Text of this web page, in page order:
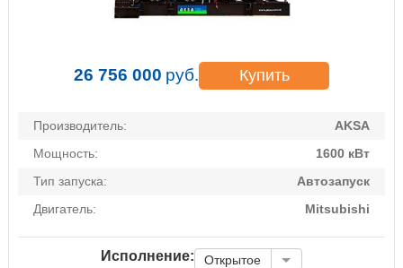
26 756 000 руб. Купить
Производитель:
AKSA
Мощность:
1600 кВт
Тип запуска:
Автозапуск
Двигатель:
Mitsubishi
Исполнение: Открытое